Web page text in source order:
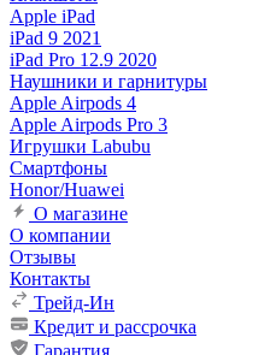
Apple iPad
iPad 9 2021
iPad Pro 12.9 2020
Наушники и гарнитуры
Apple Airpods 4
Apple Airpods Pro 3
Игрушки Labubu
Смартфоны
Honor/Huawei
О магазине
О компании
Отзывы
Контакты
Трейд-Ин
Кредит и рассрочка
Гарантия